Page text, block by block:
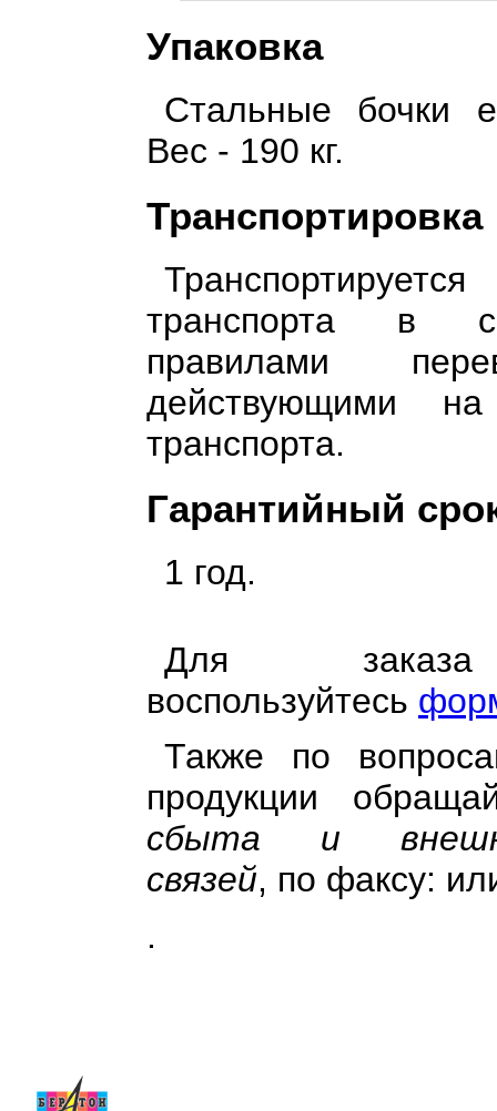
Упаковка
Стальные бочки
Вес - 190 кг.
Транспортировка
транспорта в
правилами
действующими
транспорта.
Гарантийный
1 год.
Для заказа
воспользуйтесь
Также по
продукции
сбыта и
связей, по факсу:
.